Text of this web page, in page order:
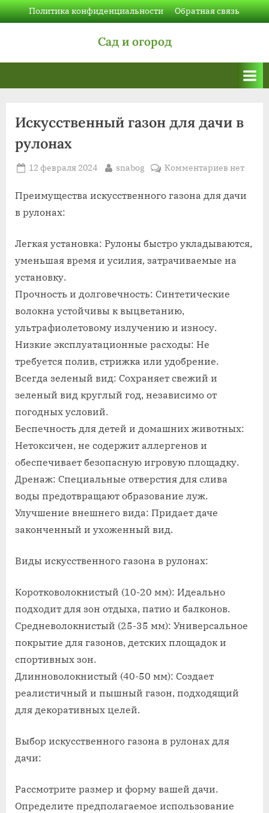
Skip
to
Политика конфиденциальности Обратная связь
Сад и огород
Искусственный газон для дачи в
рулонах
Posted
12 февраля 2024 By
snabog Комментариевк
в
рулонах
нет
Преимущества искусственного газона для дачи
в рулонах:
Легкая установка: Рулоны быстро укладываются,
уменьшая время и усилия, затрачиваемые на
установку.
Прочность и долговечность: Синтетические
волокна устойчивы к выцветанию,
ультрафиолетовому излучению и износу.
Низкие эксплуатационные расходы: Не
требуется полив, стрижка или удобрение.
Всегда зеленый вид: Сохраняет свежий и
зеленый вид круглый год, независимо от
погодных условий.
Беспечность для детей и домашних животных:
Нетоксичен, не содержит аллергенов и
обеспечивает безопасную игровую площадку.
Дренаж: Специальные отверстия для слива
воды предотвращают образование луж.
Улучшение внешнего вида: Придает даче
законченный и ухоженный вид.
Виды искусственного газона в рулонах:
Коротковолокнистый (10-20 мм): Идеально
подходит для зон отдыха, патио и балконов.
Средневолокнистый (25-35 мм): Универсальное
покрытие для газонов, детских площадок и
спортивных зон.
Длинноволокнистый (40-50 мм): Создает
реалистичный и пышный газон, подходящий
для декоративных целей.
Выбор искусственного газона в рулонах для
дачи:
Рассмотрите размер и форму вашей дачи.
Определите предполагаемое использование